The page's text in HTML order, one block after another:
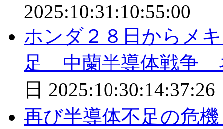
2025:10:31:10:55:00
ホンダ２８日からメ
足 中蘭半導体戦争
日 2025:10:30:14:37:26
再び半導体不足の危